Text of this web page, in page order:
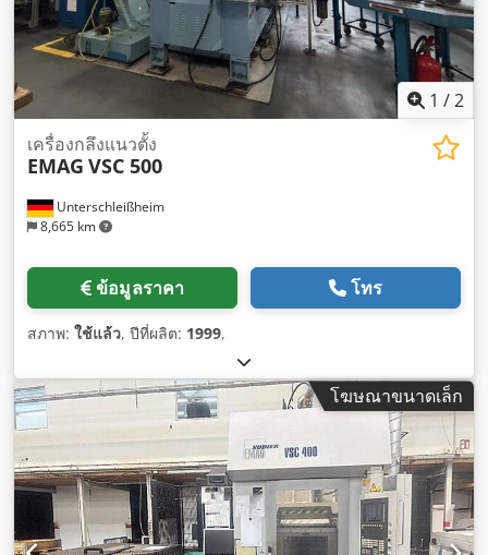
1 /2
Unterschleißheim
8,665 km
เครื่องกลึงแนวตั้ง
EMAG VSC 500
ข้อมูลราคา โทร
สภาพ: ใช้แล้ว, ปีที่ผลิต: 1999,
โฆษณาขนาดเล็ก